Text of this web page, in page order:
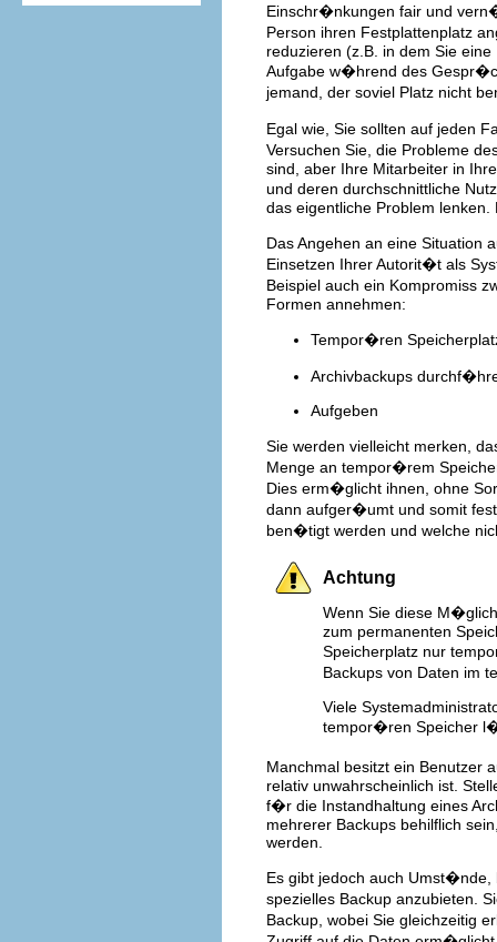
Einschr�nkungen fair und
Person ihren Festplattenplatz
reduzieren (z.B. in dem Sie
Aufgabe w�hrend des
jemand, der soviel Platz nicht
Egal wie, Sie sollten auf jeden
Versuchen Sie, die Probleme
sind, aber Ihre Mitarbeiter in
und deren durchschnittliche
das eigentliche Problem
Das Angehen an eine Situation
Einsetzen Ihrer Autorit�t als
Beispiel auch ein Kompromiss
Formen annehmen:
Tempor�ren
Archivbackups
Aufgeben
Sie werden vielleicht merken,
Menge an tempor�rem
Dies erm�glicht ihnen, ohne
dann aufger�umt und somit
ben�tigt werden und welche
Achtung
Wenn Sie diese
zum permanenten
Speicherplatz nur
Backups von Daten im
Viele
tempor�ren Speicher
Manchmal besitzt ein Benutzer
relativ unwahrscheinlich ist.
f�r die Instandhaltung eines
mehrerer Backups behilflich
werden.
Es gibt jedoch auch Umst�nde,
spezielles Backup anzubieten.
Backup, wobei Sie gleichzeitig